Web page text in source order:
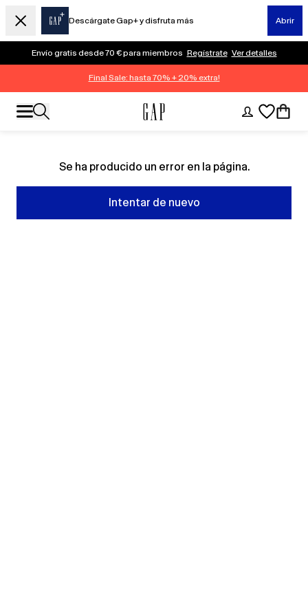
Descárgate Gap+ y disfruta más Abrir
Envío gratis desde 70 € para miembros Regístrate Ver detalles
Final Sale: hasta 70% + 20% extra!
Se ha producido un error en la página.
Intentar de nuevo